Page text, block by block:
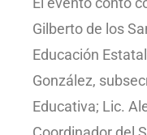
Gilberto de los
Educación
González,
Educativa; Lic.